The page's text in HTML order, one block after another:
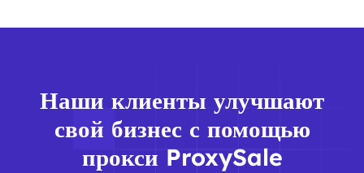
Наши клиенты улучшают
свой бизнес с помощью
прокси ProxySale